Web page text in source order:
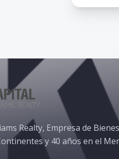
Realty, Empresa de
y 40 años en el